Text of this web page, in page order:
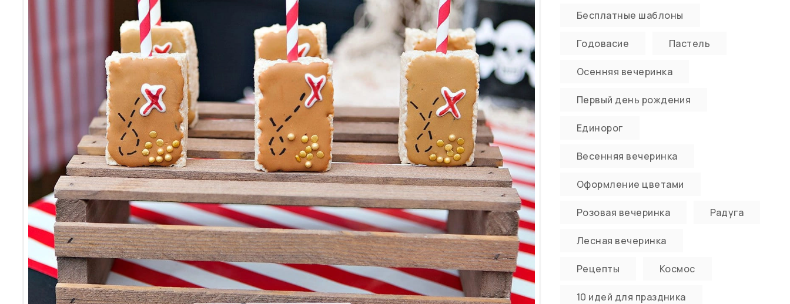
Бесплатные шаблоны
Годовасие Пастель
Осенняя вечеринка
Первый день рождения
Единорог
Весенняя вечеринка
Оформление цветами
Розовая вечеринка Радуга
Лесная вечеринка
Рецепты Космос
10 идей для праздника